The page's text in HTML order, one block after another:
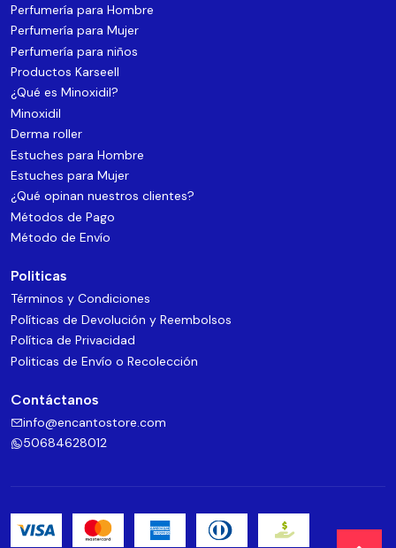
Perfumería para Hombre
Perfumería para Mujer
Perfumería para niños
Productos Karseell
¿Qué es Minoxidil?
Minoxidil
Derma roller
Estuches para Hombre
Estuches para Mujer
¿Qué opinan nuestros clientes?
Métodos de Pago
Método de Envío
Politicas
Términos y Condiciones
Políticas de Devolución y Reembolsos
Política de Privacidad
Politicas de Envío o Recolección
Contáctanos
info@encantostore.com
50684628012